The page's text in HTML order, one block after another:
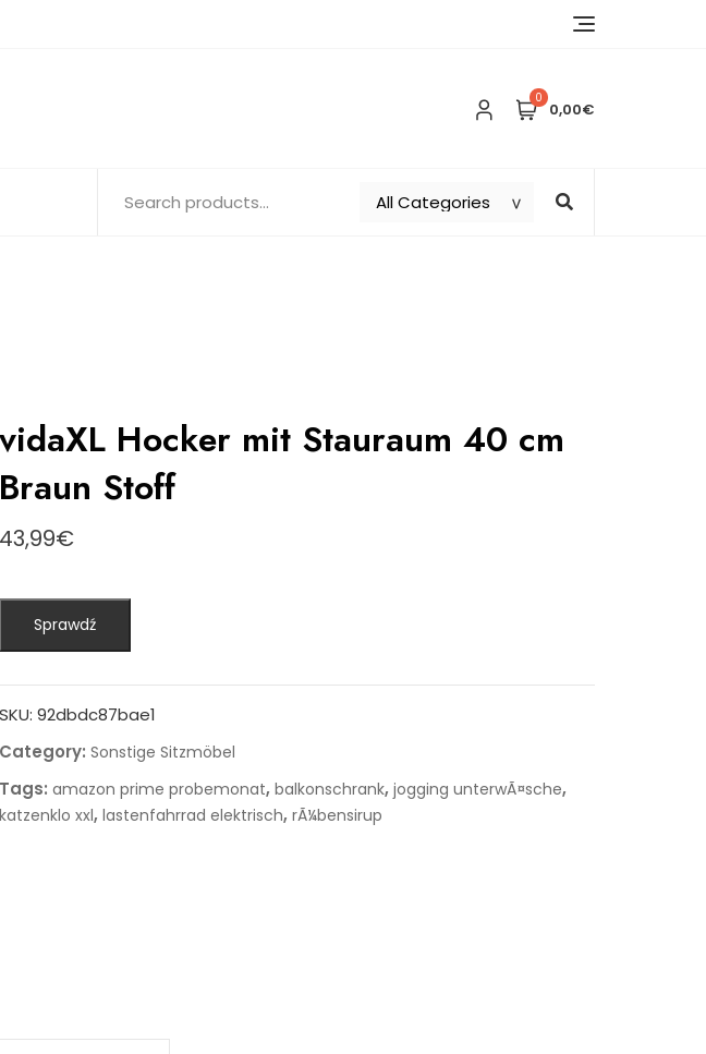
0
0,00€
vidaXL Hocker mit Stauraum 40 cm
Braun Stoff
43,99€
Sprawdź
SKU: 92dbdc87bae1
Category: Sonstige Sitzmöbel
Tags: amazon prime probemonat, balkonschrank, jogging unterwÃ¤sche,
katzenklo xxl, lastenfahrrad elektrisch, rÃ¼bensirup